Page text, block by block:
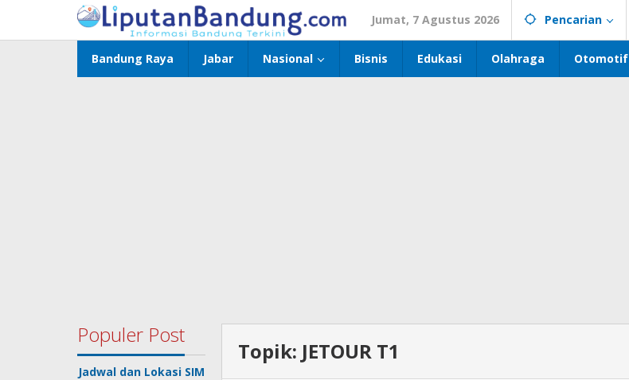
konten
Jumat, 7 Agustus 2026 Pencarian
Bandung Raya Jabar Nasional Bisnis Edukasi Olahraga Otomotif
Populer Post
Jadwal dan Lokasi SIM
Topik: JETOUR T1